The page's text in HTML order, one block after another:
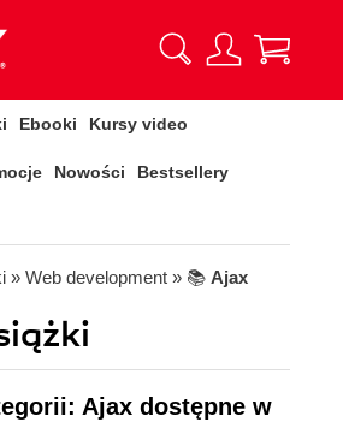
Ebooki Kursy video
Nowości Bestsellery
» Web development » 📚 Ajax
Ajax dostępne w